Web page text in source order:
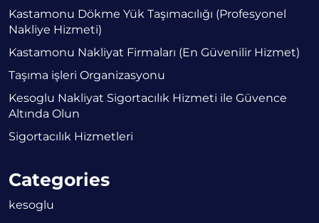
Kastamonu Dökme Yük Taşımacılığı (Profesyonel
Nakliye Hizmeti)
Kastamonu Nakliyat Firmaları (En Güvenilir Hizmet)
Taşıma işleri Organizasyonu
Kesoglu Nakliyat Sigortacılık Hizmeti ile Güvence
Altında Olun
Sigortacılık Hizmetleri
Categories
kesoglu